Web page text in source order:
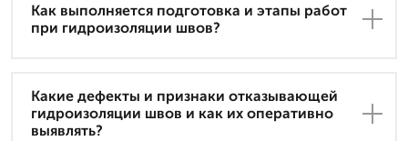
Как выполняется подготовка и этапы работ
при гидроизоляции швов?
Какие дефекты и признаки отказывающей
гидроизоляции швов и как их оперативно
выявлять?